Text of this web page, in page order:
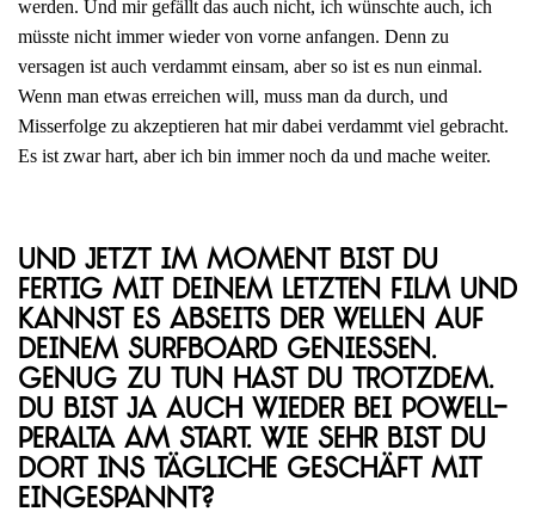
werden. Und mir gefällt das auch nicht, ich wünschte auch, ich
müsste nicht immer wieder von vorne anfangen. Denn zu
versagen ist auch verdammt einsam, aber so ist es nun einmal.
Wenn man etwas erreichen will, muss man da durch, und
Misserfolge zu akzeptieren hat mir dabei verdammt viel gebracht.
Es ist zwar hart, aber ich bin immer noch da und mache weiter.
Und jetzt im Moment bist du
fertig mit deinem letzten Film und
kannst es abseits der Wellen auf
deinem Surfboard genießen.
Genug zu tun hast du trotzdem.
Du bist ja auch wieder bei Powell-
Peralta am Start. Wie sehr bist du
dort ins tägliche Geschäft mit
eingespannt?